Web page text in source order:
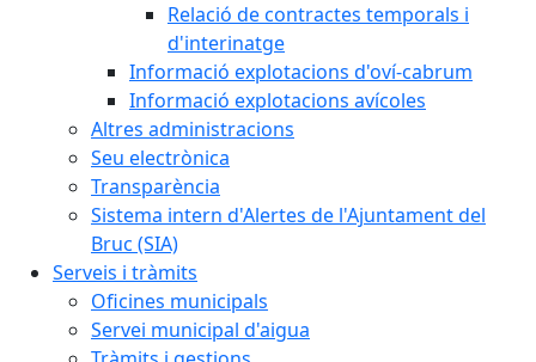
Relació de contractes temporals i
d'interinatge
Informació explotacions d'oví-cabrum
Informació explotacions avícoles
Altres administracions
Seu electrònica
Transparència
Sistema intern d'Alertes de l'Ajuntament del
Bruc (SIA)
Serveis i tràmits
Oficines municipals
Servei municipal d'aigua